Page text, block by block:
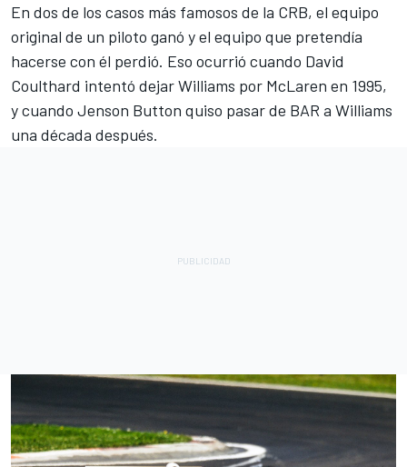
En dos de los casos más famosos de la CRB, el equipo
original de un piloto ganó y el equipo que pretendía
hacerse con él perdió. Eso ocurrió cuando David
Coulthard intentó dejar Williams por McLaren en 1995,
y cuando Jenson Button quiso pasar de BAR a Williams
una década después.